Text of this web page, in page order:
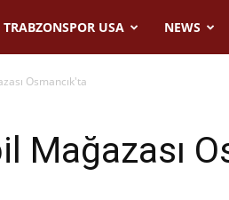
TRABZONSPOR USA NEWS
Osmancık'ta
Mağazası